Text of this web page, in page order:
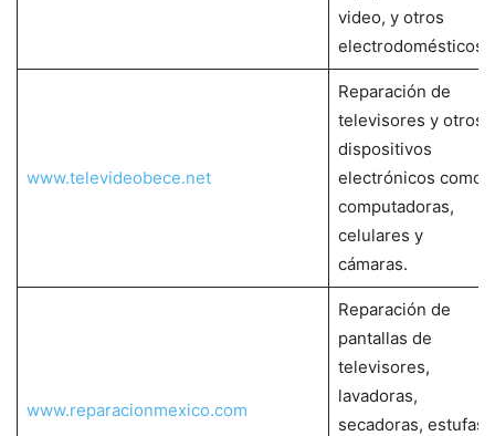
video, y otros
electrodomésticos.
www.televideobece.net
Reparación de
televisores y otros
dispositivos
electrónicos como
computadoras,
celulares y
cámaras.
www.reparacionmexico.com
Reparación de
pantallas de
televisores,
lavadoras,
secadoras, estufas